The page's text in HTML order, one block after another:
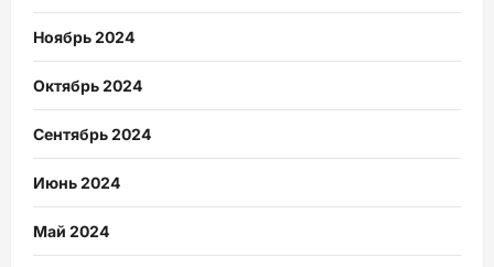
Ноябрь 2024
Октябрь 2024
Сентябрь 2024
Июнь 2024
Май 2024